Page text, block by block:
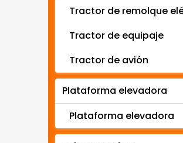
Tractor de equipaje
Tractor de avión
Plataforma elevadora
Plataforma elevadora